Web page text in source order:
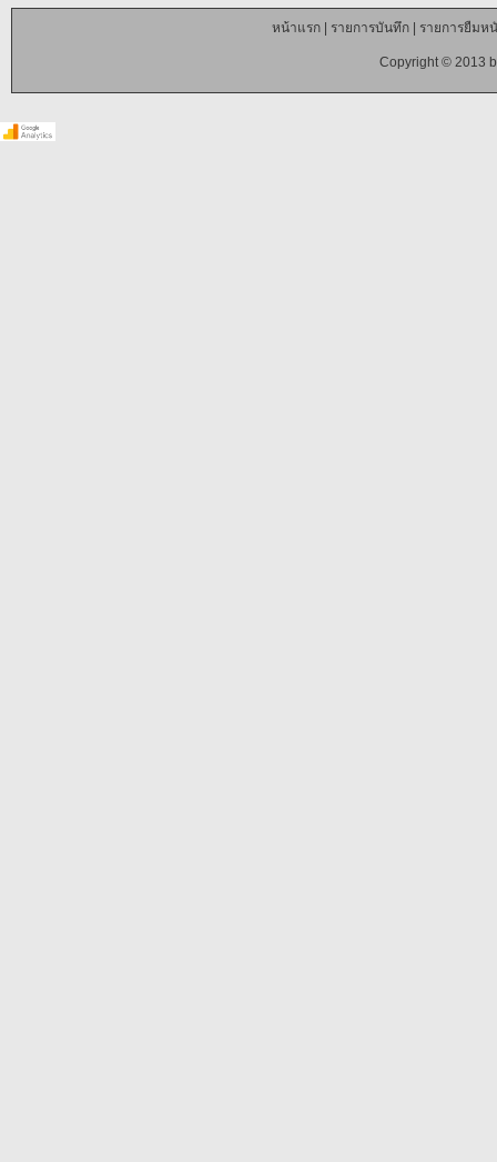
หน้าแรก| รายการบันทึก| รายการยืมห
Copyright © 2013